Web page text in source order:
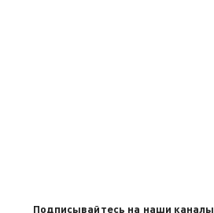
Подписывайтесь на наши каналы